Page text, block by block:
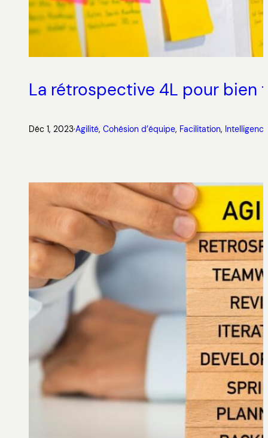
La rétrospective 4L pour bien
Déc 1, 2023·Agilité, Cohésion d’équipe, Facilitation,